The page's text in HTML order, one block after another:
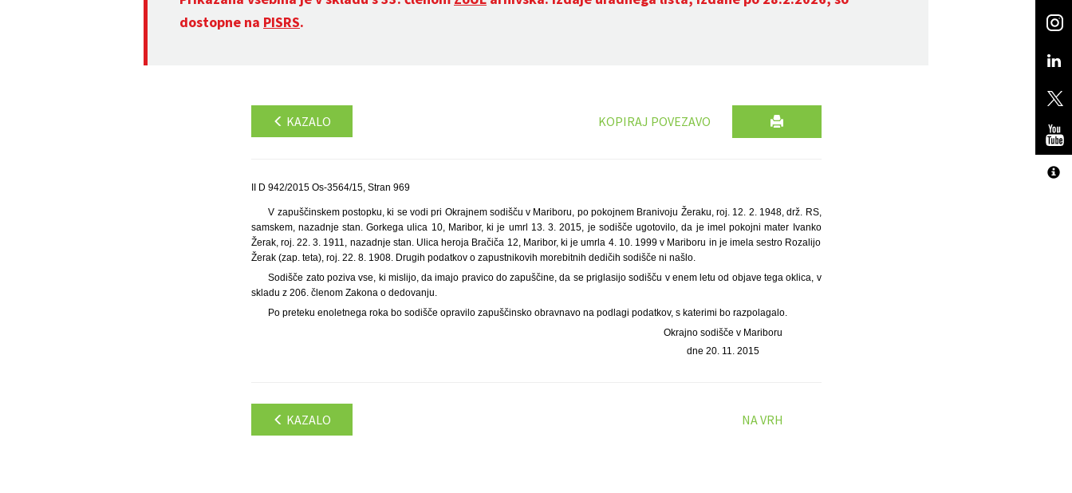
dostopne na PISRS.
KAZALO KOPIRAJ POVEZAVO
II D 942/2015 Os-3564/15, Stran 969
V zapuščinskem postopku, ki se vodi pri Okrajnem sodišču v Mariboru, po pokojnem Branivoju Žeraku, roj. 12. 2. 1948, drž. RS,
samskem, nazadnje stan. Gorkega ulica 10, Maribor, ki je umrl 13. 3. 2015, je sodišče ugotovilo, da je imel pokojni mater Ivanko
Žerak, roj. 22. 3. 1911, nazadnje stan. Ulica heroja Bračiča 12, Maribor, ki je umrla 4. 10. 1999 v Mariboru in je imela sestro Rozalijo
Žerak (zap. teta), roj. 22. 8. 1908. Drugih podatkov o zapustnikovih morebitnih dedičih sodišče ni našlo.
Sodišče zato poziva vse, ki mislijo, da imajo pravico do zapuščine, da se priglasijo sodišču v enem letu od objave tega oklica, v
skladu z 206. členom Zakona o dedovanju.
Po preteku enoletnega roka bo sodišče opravilo zapuščinsko obravnavo na podlagi podatkov, s katerimi bo razpolagalo.
Okrajno sodišče v Mariboru
dne 20. 11. 2015
KAZALO NA VRH